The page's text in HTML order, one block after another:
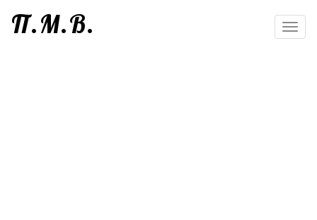
П.М.В.